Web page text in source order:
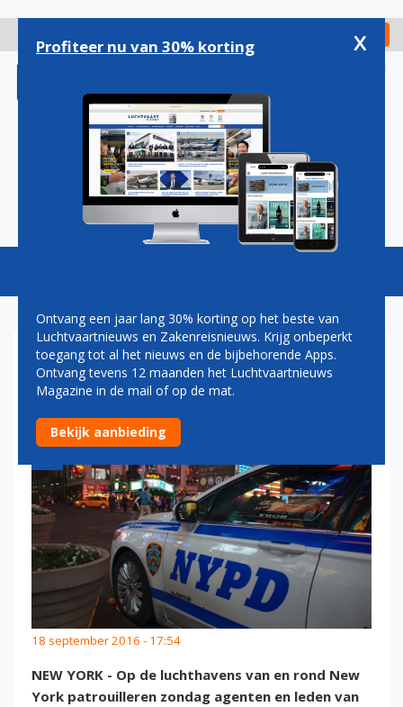
gaan
Check in
Magazine Podcasts Vacatures
AGENTEN PATROUILLEREN
OP LUCHTHAVENS NEW YORK
18 september 2016 - 17:54
NEW YORK - Op de luchthavens van en rond New
York patrouilleren zondag agenten en leden van
Profiteer nu van 30% korting x
Ontvang een jaar lang 30% korting op het beste van
Luchtvaartnieuws en Zakenreisnieuws. Krijg onbeperkt
toegang tot al het nieuws en de bijbehorende Apps.
Ontvang tevens 12 maanden het Luchtvaartnieuws
Magazine in de mail of op de mat.
Bekijk aanbieding